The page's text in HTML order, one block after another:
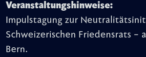
Veranstaltungshinweise:
Impulstagung zur
Schweizerischen Friedensrats –
Bern.